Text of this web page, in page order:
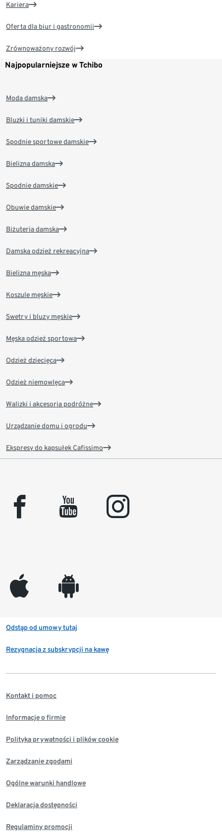
Kariera
Oferta dla biur i gastronomii
Zrównoważony rozwój
Najpopularniejsze w Tchibo
Moda damska
Bluzki i tuniki damskie
Spodnie sportowe damskie
Bielizna damska
Spodnie damskie
Obuwie damskie
Biżuteria damska
Damska odzież rekreacyjna
Bielizna męska
Koszule męskie
Swetry i bluzy męskie
Męska odzież sportowa
Odzież dziecięca
Odzież niemowlęca
Walizki i akcesoria podróżne
Urządzanie domu i ogrodu
Ekspresy do kapsułek Cafissimo
facebook youtube instagram
appleinc android
Odstąp od umowy tutaj
Rezygnacja z subskrypcji na kawę
Kontakt i pomoc
Informacje o firmie
Polityka prywatności i plików cookie
Zarządzanie zgodami
Ogólne warunki handlowe
Deklaracja dostępności
Regulaminy promocji